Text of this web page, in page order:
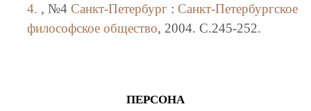
4. , №4 Санкт-Петербург: Санкт-Петербургское
философское общество, 2004. C.245-252.
ПЕРСОНА